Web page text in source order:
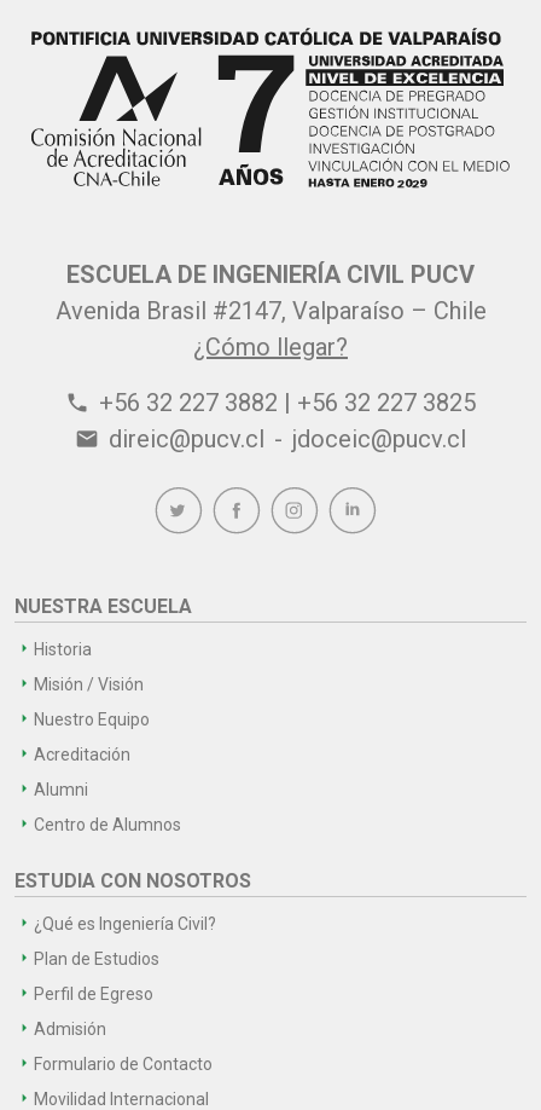
ESCUELA DE INGENIERÍA CIVIL PUCV
Avenida Brasil #2147, Valparaíso – Chile
¿Cómo llegar?
phone +56 32 227 3882 | +56 32 227 3825
email direic@pucv.cl - jdoceic@pucv.cl
NUESTRA ESCUELA
Historia
Misión / Visión
Nuestro Equipo
Acreditación
Alumni
Centro de Alumnos
ESTUDIA CON NOSOTROS
¿Qué es Ingeniería Civil?
Plan de Estudios
Perfil de Egreso
Admisión
Formulario de Contacto
Movilidad Internacional